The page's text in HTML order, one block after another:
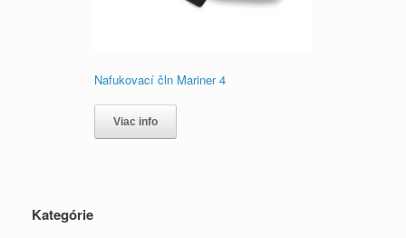
Nafukovací čln Mariner 4
Viac info
Kategórie